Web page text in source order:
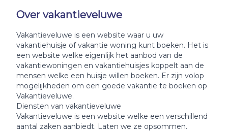
Over vakantieveluwe
Vakantieveluwe is een website waar u uw
vakantiehuisje of vakantie woning kunt boeken. Het is
een website welke eigenlijk het aanbod van de
vakantiewoningen en vakantiehuisjes koppelt aan de
mensen welke een huisje willen boeken. Er zijn volop
mogelijkheden om een goede vakantie te boeken op
Vakantieveluwe.
Diensten van vakantieveluwe
Vakantieveluwe is een website welke een verschillend
aantal zaken aanbiedt. Laten we ze opsommen.